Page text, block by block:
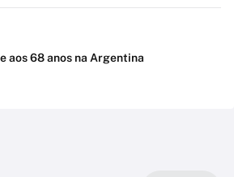
aos 68 anos na Argentina